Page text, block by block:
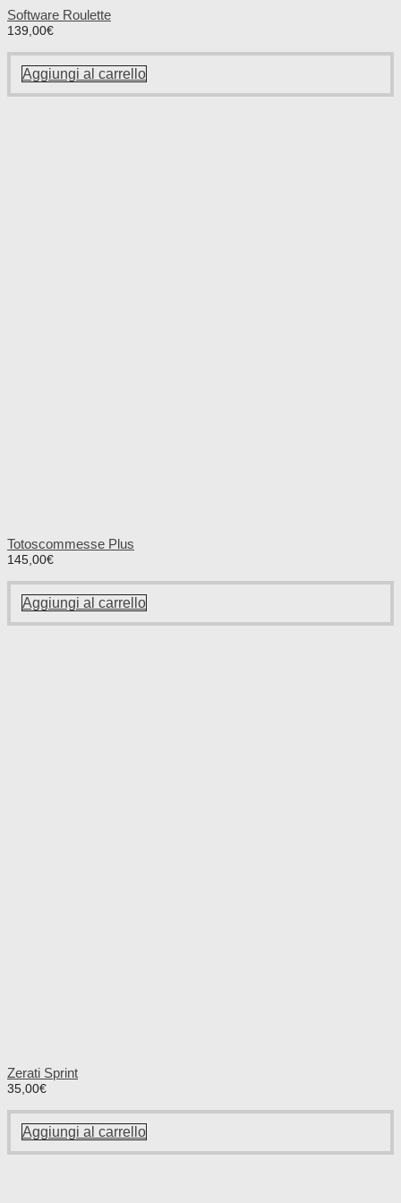
Software Roulette
139,00€
Aggiungi al carrello
Totoscommesse Plus
145,00€
Aggiungi al carrello
Zerati Sprint
35,00€
Aggiungi al carrello